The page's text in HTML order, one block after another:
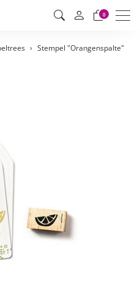
0
Stempel "Orangenspalte"